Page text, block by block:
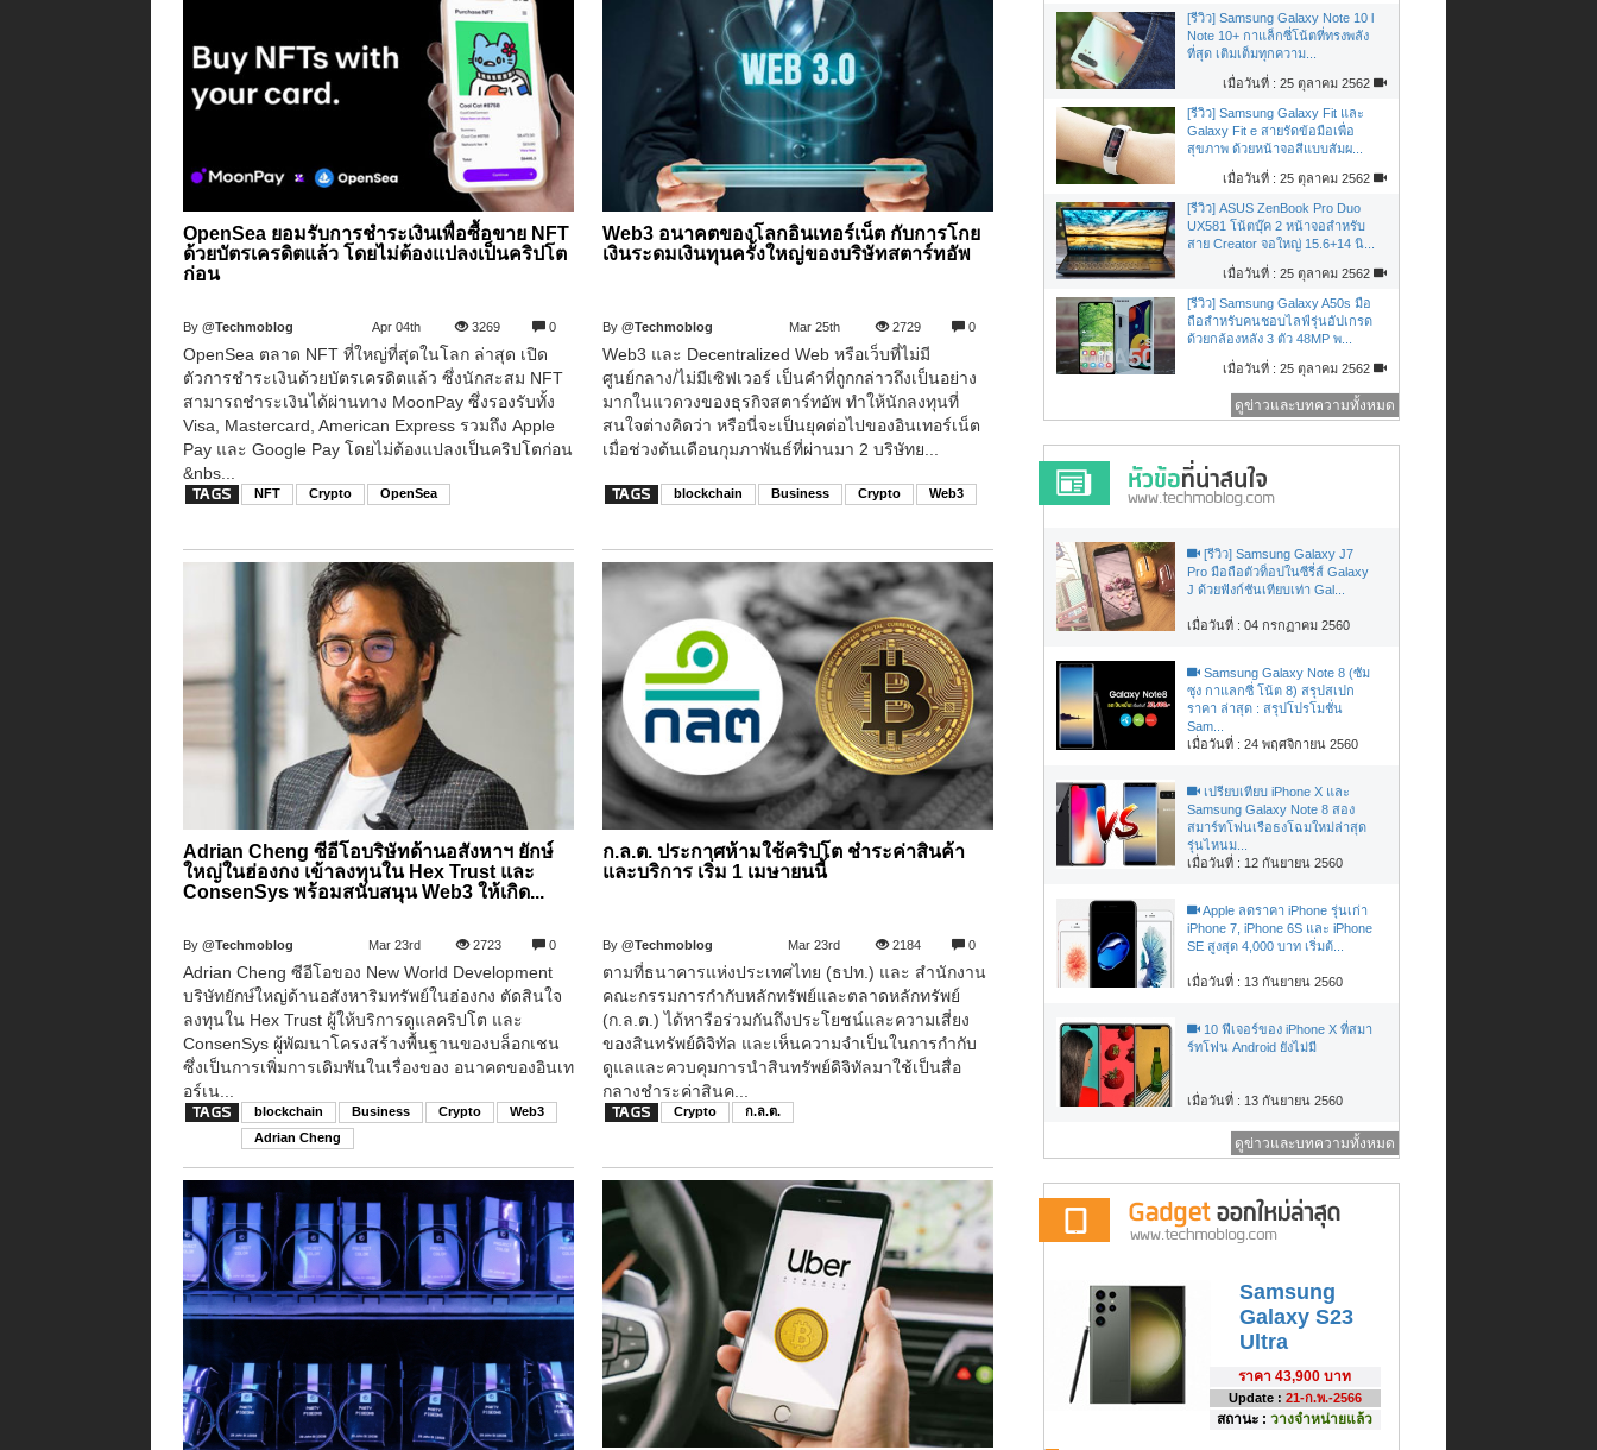
OpenSea ยอมรับการชำระเงินเพื่อซื้อขาย NFT
ด้วยบัตรเครดิตแล้ว โดยไม่ต้องแปลงเป็นคริปโต
ก่อน
By@Techmoblog Apr 04th 3269 0
OpenSea ตลาด NFT ที่ใหญ่ที่สุดในโลก ล่าสุด เปิด
ตัวการชำระเงินด้วยบัตรเครดิตแล้ว ซึ่งนักสะสม NFT
สามารถชำระเงินได้ผ่านทาง MoonPay ซึ่งรองรับทั้ง
Visa, Mastercard, American Express รวมถึง Apple
Pay และ Google Pay โดยไม่ต้องแปลงเป็นคริปโตก่อน
&nbs...
NFT Crypto OpenSea
Web3 อนาคตของโลกอินเทอร์เน็ต กับการโกย
เงินระดมเงินทุนครั้งใหญ่ของบริษัทสตาร์ทอัพ
By@Techmoblog Mar 25th 2729 0
Web3 และ Decentralized Web หรือเว็บที่ไม่มี
ศูนย์กลาง/ไม่มีเซิฟเวอร์ เป็นคำที่ถูกกล่าวถึงเป็นอย่าง
มากในแวดวงของธุรกิจสตาร์ทอัพ ทำให้นักลงทุนที่
สนใจต่างคิดว่า หรือนี่จะเป็นยุคต่อไปของอินเทอร์เน็ต
เมื่อช่วงต้นเดือนกุมภาพันธ์ที่ผ่านมา 2 บริษัทย...
blockchain Business Crypto Web3
Adrian Cheng ซีอีโอบริษัทด้านอสังหาฯ ยักษ์
ใหญ่ในฮ่องกง เข้าลงทุนใน Hex Trust และ
ConsenSys พร้อมสนับสนุน Web3 ให้เกิด...
By@Techmoblog Mar 23rd 2723 0
Adrian Cheng ซีอีโอของ New World Development
บริษัทยักษ์ใหญ่ด้านอสังหาริมทรัพย์ในฮ่องกง ตัดสินใจ
ลงทุนใน Hex Trust ผู้ให้บริการดูแลคริปโต และ
ConsenSys ผู้พัฒนาโครงสร้างพื้นฐานของบล็อกเชน
ซึ่งเป็นการเพิ่มการเดิมพันในเรื่องของ อนาคตของอินเท
อร์เน...
blockchain Business Crypto
Web3
Adrian Cheng
ก.ล.ต. ประกาศห้ามใช้คริปโต ชำระค่าสินค้า
และบริการ เริ่ม 1 เมษายนนี้
By@Techmoblog Mar 23rd 2184 0
ตามที่ธนาคารแห่งประเทศไทย (ธปท.) และ สำนักงาน
คณะกรรมการกำกับหลักทรัพย์และตลาดหลักทรัพย์
(ก.ล.ต.) ได้หารือร่วมกันถึงประโยชน์และความเสี่ยง
ของสินทรัพย์ดิจิทัล และเห็นความจำเป็นในการกำกับ
ดูแลและควบคุมการนำสินทรัพย์ดิจิทัลมาใช้เป็นสื่อ
กลางชำระค่าสินค...
Crypto ก.ล.ต.
[รีวิว] Samsung Galaxy Note 10 l
Note 10+ กาแล็กซี่โน้ตที่ทรงพลัง
ที่สุด เติมเต็มทุกความ...
เมื่อวันที่ : 25 ตุลาคม 2562
[รีวิว] Samsung Galaxy Fit และ
Galaxy Fit e สายรัดข้อมือเพื่อ
สุขภาพ ด้วยหน้าจอสีแบบสัมผ...
เมื่อวันที่ : 25 ตุลาคม 2562
[รีวิว] ASUS ZenBook Pro Duo
UX581 โน้ตบุ๊ค 2 หน้าจอสำหรับ
สาย Creator จอใหญ่ 15.6+14 นิ...
เมื่อวันที่ : 25 ตุลาคม 2562
[รีวิว] Samsung Galaxy A50s มือ
ถือสำหรับคนชอบไลฟ์รุ่นอัปเกรด
ด้วยกล้องหลัง 3 ตัว 48MP พ...
เมื่อวันที่ : 25 ตุลาคม 2562
ดูข่าวและบทความทั้งหมด
[รีวิว] Samsung Galaxy J7
Pro มือถือตัวท็อปในซีรี่ส์ Galaxy
J ด้วยฟังก์ชันเทียบเท่า Gal...
เมื่อวันที่ : 04 กรกฏาคม 2560
Samsung Galaxy Note 8 (ซัม
ซุง กาแลกซี่ โน้ต 8) สรุปสเปก
ราคา ล่าสุด : สรุปโปรโมชั่น
Sam...
เมื่อวันที่ : 24 พฤศจิกายน 2560
เปรียบเทียบ iPhone X และ
Samsung Galaxy Note 8 สอง
สมาร์ทโฟนเรือธงโฉมใหม่ล่าสุด
รุ่นไหนม...
เมื่อวันที่ : 12 กันยายน 2560
Apple ลดราคา iPhone รุ่นเก่า
iPhone 7, iPhone 6S และ iPhone
SE สูงสุด 4,000 บาท เริ่มต้...
เมื่อวันที่ : 13 กันยายน 2560
10 ฟีเจอร์ของ iPhone X ที่สมา
ร์ทโฟน Android ยังไม่มี
เมื่อวันที่ : 13 กันยายน 2560
ดูข่าวและบทความทั้งหมด
Samsung
Galaxy S23
Ultra
ราคา 43,900 บาท
Update : 21-ก.พ.-2566
สถานะ : วางจำหน่ายแล้ว